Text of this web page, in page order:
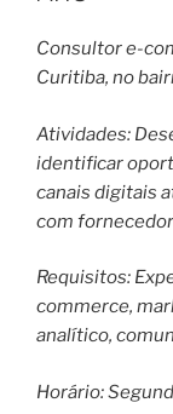
Consultor e-
Curitiba, no
Atividades:
identificar
canais digitais
com
Requisitos:
commerce,
analítico,
Horário: